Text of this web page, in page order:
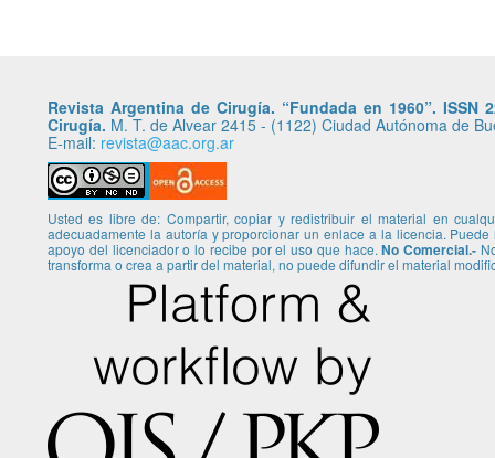
Revista Argentina de Cirugía. “Fundada en 1960”.
Cirugía. M. T. de Alvear 2415 - (1122) Ciudad Autónoma de
E-mail: revista@aac.org.ar
Usted es libre de: Compartir, copiar y redistribuir el material en
adecuadamente la autoría y proporcionar un enlace a la licencia.
apoyo del licenciador o lo recibe por el uso que hace.No Comercial.-
transforma o crea a partir del material, no puede difundir el material